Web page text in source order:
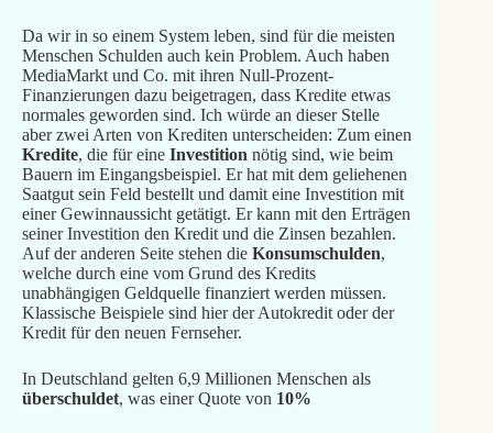
Da wir in so einem System leben, sind für die meisten
Menschen Schulden auch kein Problem. Auch haben
MediaMarkt und Co. mit ihren Null-Prozent-
Finanzierungen dazu beigetragen, dass Kredite etwas
normales geworden sind. Ich würde an dieser Stelle
aber zwei Arten von Krediten unterscheiden: Zum einen
Kredite, die für eine Investition nötig sind, wie beim
Bauern im Eingangsbeispiel. Er hat mit dem geliehenen
Saatgut sein Feld bestellt und damit eine Investition mit
einer Gewinnaussicht getätigt. Er kann mit den Erträgen
seiner Investition den Kredit und die Zinsen bezahlen.
Auf der anderen Seite stehen die Konsumschulden,
welche durch eine vom Grund des Kredits
unabhängigen Geldquelle finanziert werden müssen.
Klassische Beispiele sind hier der Autokredit oder der
Kredit für den neuen Fernseher.
In Deutschland gelten 6,9 Millionen Menschen als
überschuldet, was einer Quote von 10%